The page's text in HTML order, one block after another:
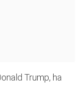
Trump, ha